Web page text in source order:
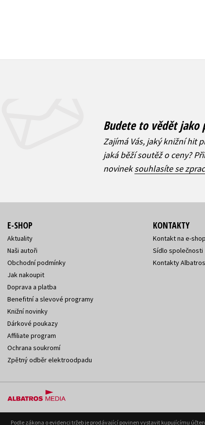
Budete to vědět jako
Zajímá Vás, jaký knižní hit
jaká běží soutěž o ceny?
novineksouhlasíte se
E-SHOP
Aktuality
Naši autoři
Obchodní podmínky
Jak nakoupit
Doprava a platba
Benefitní a slevové programy
Knižní novinky
Dárkové poukazy
Affiliate program
Ochrana soukromí
Zpětný odběr elektroodpadu
KONTAKTY
Kontakt na e-shop
Sídlo společnosti
Kontakty
Podle zákona o evidenci tržeb je prodávající povinen vystavit kupujícímu